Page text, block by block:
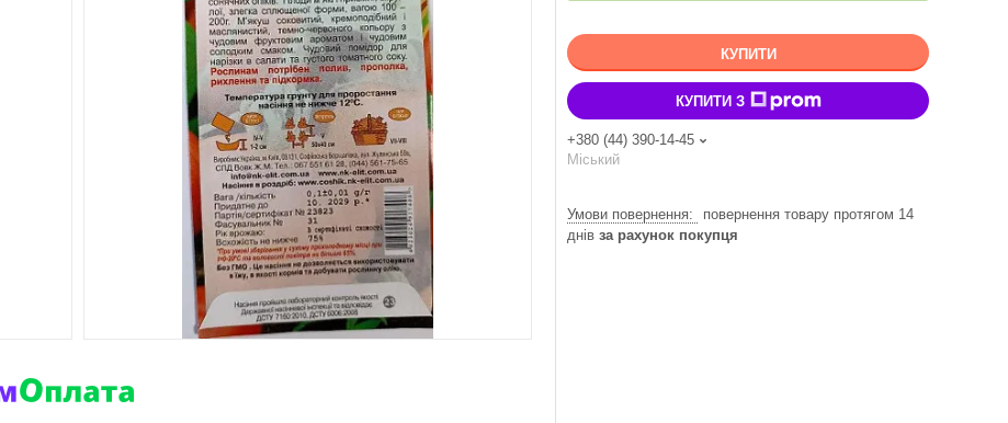
КУПИТИ
КУПИТИ З
+380 (44) 390-14-45
Міський
повернення товару протягом 14
днів за рахунок покупця